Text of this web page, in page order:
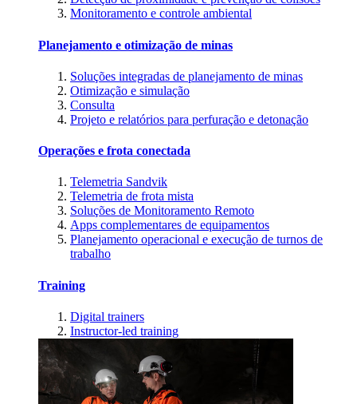
Monitoramento e controle ambiental
Planejamento e otimização de minas
Soluções integradas de planejamento de minas
Otimização e simulação
Consulta
Projeto e relatórios para perfuração e detonação
Operações e frota conectada
Telemetria Sandvik
Telemetria de frota mista
Soluções de Monitoramento Remoto
Apps complementares de equipamentos
Planejamento operacional e execução de turnos de
trabalho
Training
Digital trainers
Instructor-led training